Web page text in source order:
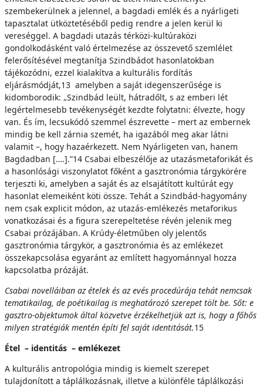
szembekerülnek a jelennel, a bagdadi emlék és a nyárligeti
tapasztalat ütköztetéséből pedig rendre a jelen kerül ki
vereséggel. A bagdadi utazás térközi-kultúraközi
gondolkodásként való értelmezése az összevető szemlélet
felerősítésével megtanítja Szindbádot hasonlatokban
tájékozódni, ezzel kialakítva a kulturális fordítás
eljárásmódját,13 amelyben a saját idegenszerűsége is
kidomborodik: „Szindbád leült, hátradőlt, s az emberi lét
legértelmesebb tevékenységét kezdte folytatni: élvezte, hogy
van. És ím, lecsukódó szemmel észrevette – mert az embernek
mindig be kell zárnia szemét, ha igazából meg akar látni
valamit –, hogy hazaérkezett. Nem Nyárligeten van, hanem
Bagdadban [….].”14 Csabai elbeszélője az utazásmetaforikát és
a hasonlósági viszonylatot főként a gasztronómia tárgykörére
terjeszti ki, amelyben a saját és az elsajátított kultúrát egy
hasonlat elemeiként köti össze. Tehát a Szindbád-hagyomány
nem csak explicit módon, az utazás-emlékezés metaforikus
vonatkozásai és a figura szerepeltetése révén jelenik meg
Csabai prózájában. A Krúdy-életműben oly jelentős
gasztronómia tárgykör, a gasztronómia és az emlékezet
összekapcsolása egyaránt az említett hagyománnyal hozza
kapcsolatba prózáját.
Csabai novelláiban az ételek és az evés procedúrája tehát nemcsak
tematikailag, de poétikailag is meghatározó szerepet tölt be. Sőt: e
gasztro-objektumok által közvetve érzékelhetjük azt is, hogy a főhős
milyen stratégiák mentén építi fel saját identitását.15
Étel – identitás – emlékezet
A kulturális antropológia mindig is kiemelt szerepet
tulajdonított a táplálkozásnak, illetve a különféle táplálkozási